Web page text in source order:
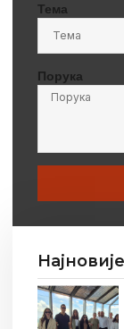
Тема
Порука
Најновије